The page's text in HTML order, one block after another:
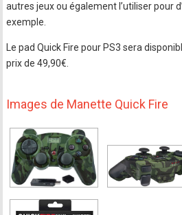
autres jeux ou également l’utiliser pour
exemple.
Le pad Quick Fire pour PS3 sera
prix de 49,90€.
Images de Manette Quick Fire